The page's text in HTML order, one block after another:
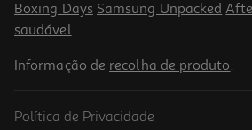
Boxing Days Samsung Unpacked
saudável
Informação de recolha de produto.
Política de Privacidade